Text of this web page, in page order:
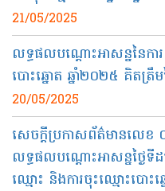
21/05/2025
លទ្ធផលបណ្ដោះអាសន្ននៃកា
បោះឆ្នោត ឆ្នាំ២០២៥ គិតត្រឹ
20/05/2025
សេចក្តីប្រកាសព័ត៌មានលេខ​
លទ្ធផលបណ្តោះអាសន្នថ្ងៃទី
ឈ្មោះ និងការចុះឈ្មោះបោះឆ្